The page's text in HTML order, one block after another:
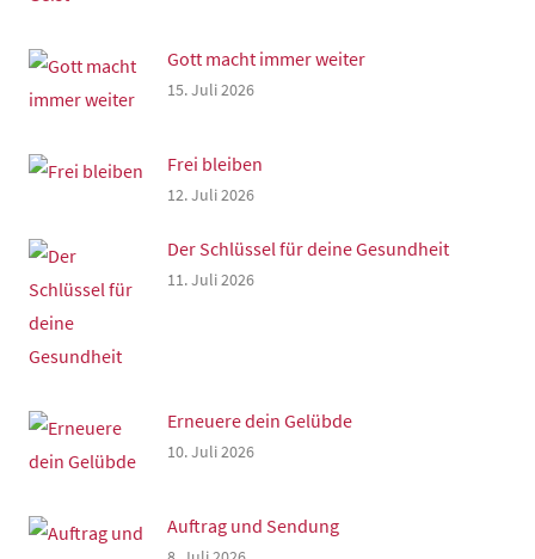
Gott macht immer weiter
15. Juli 2026
Frei bleiben
12. Juli 2026
Der Schlüssel für deine Gesundheit
11. Juli 2026
Erneuere dein Gelübde
10. Juli 2026
Auftrag und Sendung